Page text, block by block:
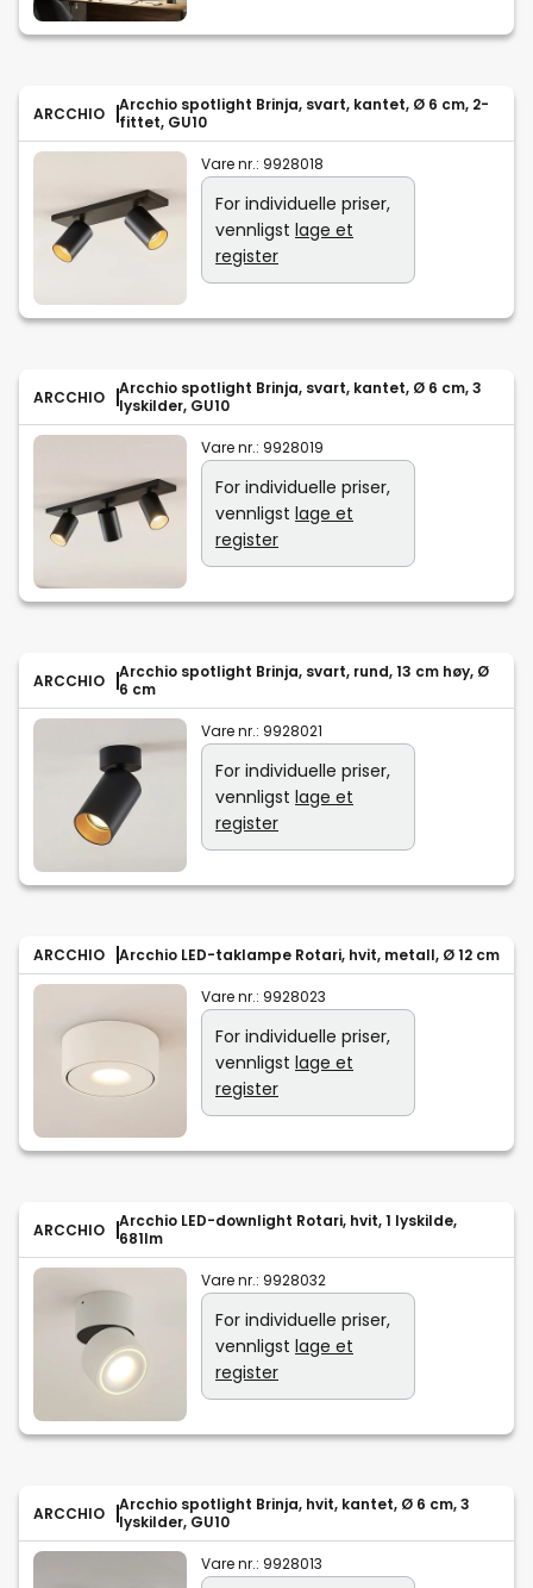
ARCCHIO
Arcchio spotlight Brinja, svart, kantet, Ø 6 cm, 2-
fittet, GU10
Vare nr.: 9928018
For individuelle priser,
vennligst lage et
register
ARCCHIO
Arcchio spotlight Brinja, svart, kantet, Ø 6 cm, 3
lyskilder, GU10
Vare nr.: 9928019
For individuelle priser,
vennligst lage et
register
ARCCHIO
Arcchio spotlight Brinja, svart, rund, 13 cm høy, Ø
6 cm
Vare nr.: 9928021
For individuelle priser,
vennligst lage et
register
ARCCHIO Arcchio LED-taklampe Rotari, hvit, metall, Ø 12 cm
Vare nr.: 9928023
For individuelle priser,
vennligst lage et
register
ARCCHIO
Arcchio LED-downlight Rotari, hvit, 1 lyskilde,
681lm
Vare nr.: 9928032
For individuelle priser,
vennligst lage et
register
ARCCHIO
Arcchio spotlight Brinja, hvit, kantet, Ø 6 cm, 3
lyskilder, GU10
Vare nr.: 9928013